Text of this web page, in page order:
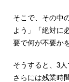
そこで、その中
よう」「絶対に
要で何が不要か
そうすると、3
さらには残業時